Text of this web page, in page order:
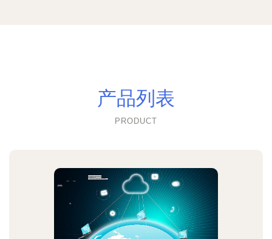
产品列表
PRODUCT